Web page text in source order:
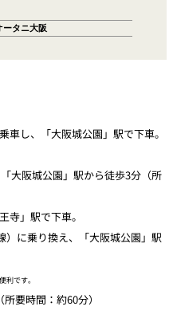
ータニ大阪
車し、「大阪城公園」駅で下車。
「大阪城公園」駅から徒歩3分（所
寺」駅で下車。
に乗り換え、「大阪城公園」駅
です。
要時間：約60分）